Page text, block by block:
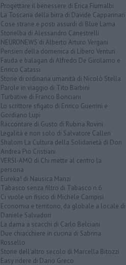
Progettare il benessere di Erica Fiumalbi
La Toscana della birra di Davide Cappannari
Cose strane e posti assurdi di Blue Lama
Storielba di Alessandro Canestrelli
NEURONEWS di Alberto Arturo Vergani
Pensieri della domenica di Libero Venturi
Fauda e balagan di Alfredo De Girolamo e
Enrico Catassi
Storie di ordinaria umanità di Nicolò Stella
Parole in viaggio di Tito Barbini
Turbative di Franco Bonciani
Lo scrittore sfigato di Enrico Guerrini e
Gordiano Lupi
Raccontare di Gusto di Rubina Rovini
Legalità e non solo di Salvatore Calleri
Shalom La Cultura della Solidarietà di Don
Andrea Pio Cristiani
VERSI-AMO di Chi mette al centro la
persona
Eureka! di Nausica Manzi
Tabasco senza filtro di Tabasco n.6
Ci vuole un fisico di Michele Campisi
Economia e territorio, da globale a locale di
Daniele Salvadori
La dama a scacchi di Carlo Belciani
Due chiacchiere in cucina di Sabrina
Rossello
Storie dell'altro secolo di Marcella Bitozzi
Easy ridere di Dario Greco